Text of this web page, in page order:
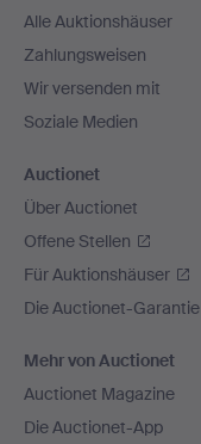
Alle Auktionshäuser
Zahlungsweisen
Wir versenden mit
Soziale Medien
Auctionet
Über Auctionet
Offene Stellen
Für Auktionshäuser
Die Auctionet-Garantie
Mehr von Auctionet
Auctionet Magazine
Die Auctionet-App